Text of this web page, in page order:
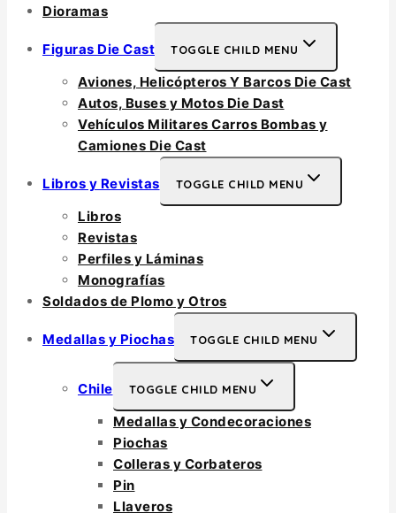
Dioramas
Figuras Die Cast TOGGLE CHILD MENU
Aviones, Helicópteros Y Barcos Die Cast
Autos, Buses y Motos Die Dast
Vehículos Militares Carros Bombas y
Camiones Die Cast
Libros y Revistas TOGGLE CHILD MENU
Libros
Revistas
Perfiles y Láminas
Monografías
Soldados de Plomo y Otros
Medallas y Piochas TOGGLE CHILD MENU
Chile TOGGLE CHILD MENU
Medallas y Condecoraciones
Piochas
Colleras y Corbateros
Pin
Llaveros